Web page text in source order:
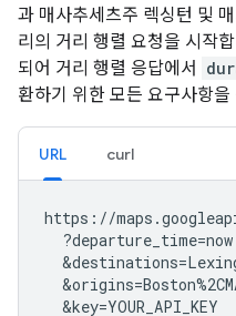
과 매사추세츠주 렉싱턴 및
리의 거리 행렬 요청을 시작
되어 거리 행렬 응답에서
환하기 위한 모든 요구사항을
URL curl
https://
  ?departure_time=now
  &key=YOUR_API_KEY